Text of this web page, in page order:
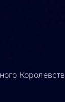
Королевства